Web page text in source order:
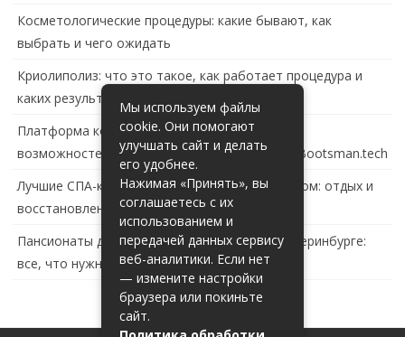
Косметологические процедуры: какие бывают, как
выбрать и чего ожидать
Криолиполиз: что это такое, как работает процедура и
каких результатов ждать
Платформа контейнеризации в России: обзор
возможностей и перспектив развития сайта Bootsman.tech
Лучшие СПА-комплексы в Тольятти с бассейном: отдых и
восстановление за городом
Пансионаты для пожилых с деменцией в Екатеринбурге:
все, что нужно знать
Мы используем файлы
cookie. Они помогают
улучшать сайт и делать
его удобнее.
Нажимая «Принять», вы
соглашаетесь с их
использованием и
передачей данных сервису
веб-аналитики. Если нет
— измените настройки
браузера или покиньте
сайт.